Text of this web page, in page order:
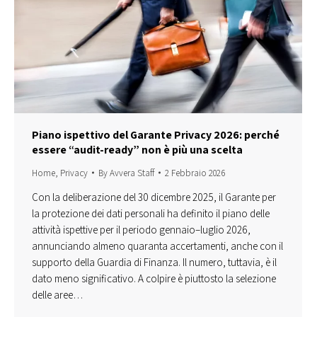
Piano ispettivo del Garante Privacy 2026: perché
essere “audit-ready” non è più una scelta
Home, Privacy ByAvvera Staff 2 Febbraio 2026
Con la deliberazione del 30 dicembre 2025, il Garante per
la protezione dei dati personali ha definito il piano delle
attività ispettive per il periodo gennaio–luglio 2026,
annunciando almeno quaranta accertamenti, anche con il
supporto della Guardia di Finanza. Il numero, tuttavia, è il
dato meno significativo. A colpire è piuttosto la selezione
delle aree…